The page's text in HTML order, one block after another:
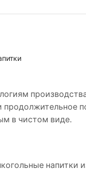
в чистом виде.
напитки